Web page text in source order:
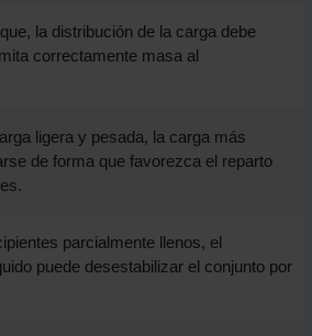
la distribución de la carga debe
correctamente masa al
ligera y pesada, la carga más
de forma que favorezca el reparto
parcialmente llenos, el
puede desestabilizar el conjunto por